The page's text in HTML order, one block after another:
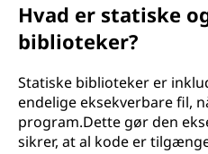
Hvad er statiske
biblioteker?
Statiske biblioteker er
endelige eksekverbare fil,
program.Dette gør den
sikrer, at al kode er